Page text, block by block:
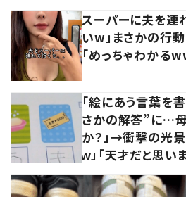
スーパーに夫を連
いw」まさかの行動
「めっちゃわかる
「絵にあう言葉を
さかの解答”に…母
か？」→衝撃の光
ｗ」「天才だと思い